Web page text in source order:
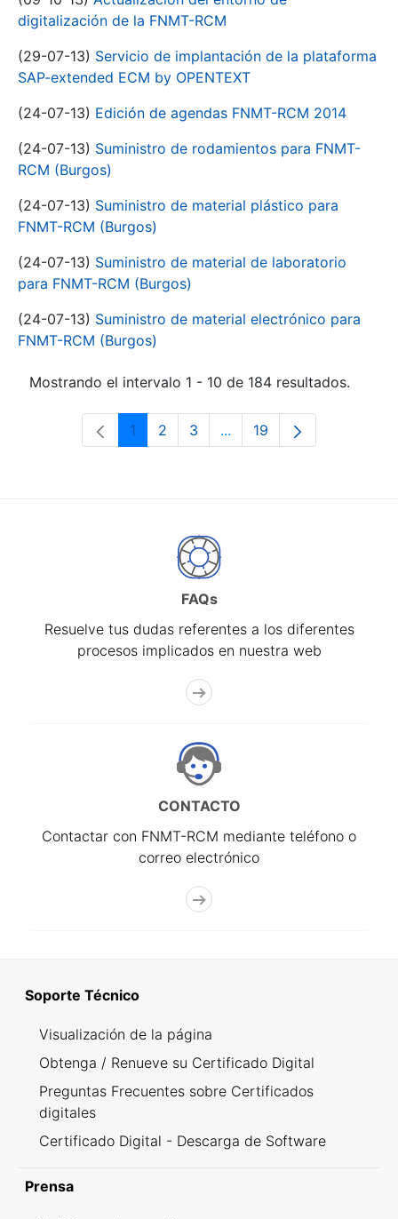
digitalización de la FNMT-RCM
(29-07-13) Servicio de implantación de la plataforma
SAP-extended ECM by OPENTEXT
(24-07-13) Edición de agendas FNMT-RCM 2014
(24-07-13) Suministro de rodamientos para FNMT-
RCM (Burgos)
(24-07-13) Suministro de material plástico para
FNMT-RCM (Burgos)
(24-07-13) Suministro de material de laboratorio
para FNMT-RCM (Burgos)
(24-07-13) Suministro de material electrónico para
FNMT-RCM (Burgos)
Mostrando el intervalo 1 - 10 de 184 resultados.
Página
1 Página
2 Página
3 ...Páginas intermedias Use
Página
19
FAQs
Resuelve tus dudas referentes a los diferentes
procesos implicados en nuestra web
CONTACTO
Contactar con FNMT-RCM mediante teléfono o
correo electrónico
Soporte Técnico
Visualización de la página
Obtenga / Renueve su Certificado Digital
Preguntas Frecuentes sobre Certificados
digitales
Certificado Digital - Descarga de Software
Prensa